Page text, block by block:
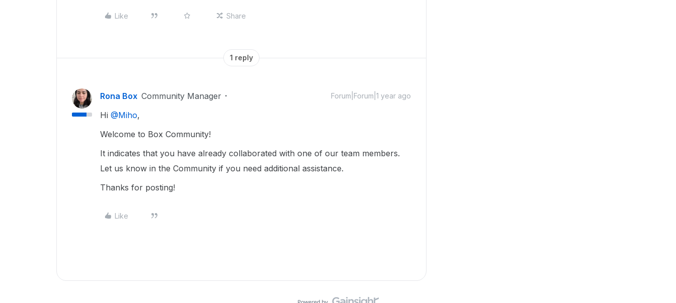
Like Share
1 reply
Rona Box Community Manager Forum|Forum|1 year ago
Hi ​ @Miho,
Welcome to Box Community!
It indicates that you have already collaborated with one of our team members.
Let us know in the Community if you need additional assistance.
Thanks for posting!
Like